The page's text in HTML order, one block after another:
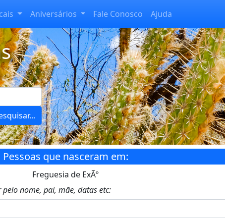
Aniversários Fale Conosco Ajuda
Pessoas que nasceram em:
Freguesia de ExÃº
nome, pai, mãe, datas etc: